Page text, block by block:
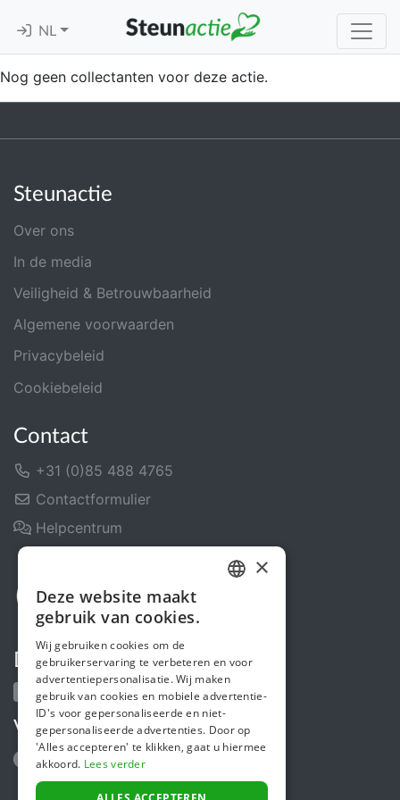
NL
Nog geen collectanten voor deze actie.
Steunactie
Over ons
In de media
Veiligheid & Betrouwbaarheid
Algemene voorwaarden
Privacybeleid
Cookiebeleid
Contact
+31 (0)85 488 4765
Contactformulier
Helpcentrum
Deel ons
Volg ons
ENGLISH
×
Deze website maakt
gebruik van cookies.
Wij gebruiken cookies om de
gebruikerservaring te verbeteren en voor
advertentiepersonalisatie. Wij maken
gebruik van cookies en mobiele advertentie-
ID's voor gepersonaliseerde en niet-
gepersonaliseerde advertenties. Door op
'Alles accepteren' te klikken, gaat u hiermee
akkoord. Lees verder